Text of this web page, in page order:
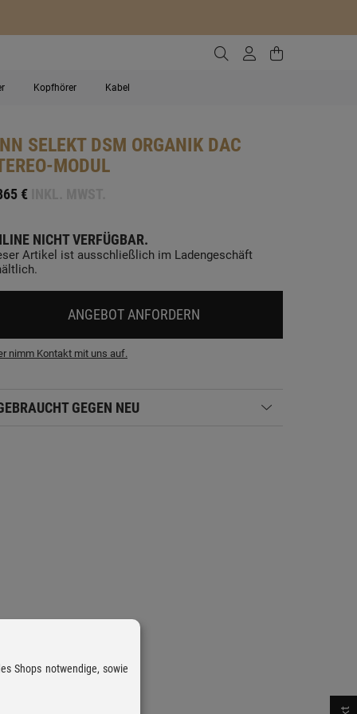
Zur Suche gehen
ZumZum
Kopfhörer Kabel
SELEKT DSM ORGANIK DAC
MODUL
€
NICHT VERFÜGBAR.
Artikel ist ausschließlich im Ladengeschäft
ANGEBOT ANFORDERN
nimm Kontakt mit uns auf.
GEGEN NEU
Shops notwendige, sowie